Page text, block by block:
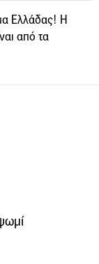
Ελλάδας! Η
από τα